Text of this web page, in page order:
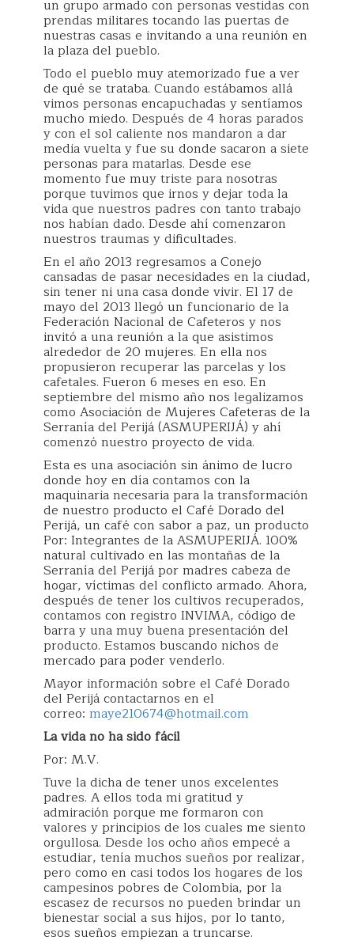
un grupo armado con personas vestidas con
prendas militares tocando las puertas de
nuestras casas e invitando a una reunión en
la plaza del pueblo.
Todo el pueblo muy atemorizado fue a ver
de qué se trataba. Cuando estábamos allá
vimos personas encapuchadas y sentíamos
mucho miedo. Después de 4 horas parados
y con el sol caliente nos mandaron a dar
media vuelta y fue su donde sacaron a siete
personas para matarlas. Desde ese
momento fue muy triste para nosotras
porque tuvimos que irnos y dejar toda la
vida que nuestros padres con tanto trabajo
nos habían dado. Desde ahí comenzaron
nuestros traumas y dificultades.
En el año 2013 regresamos a Conejo
cansadas de pasar necesidades en la ciudad,
sin tener ni una casa donde vivir. El 17 de
mayo del 2013 llegó un funcionario de la
Federación Nacional de Cafeteros y nos
invitó a una reunión a la que asistimos
alrededor de 20 mujeres. En ella nos
propusieron recuperar las parcelas y los
cafetales. Fueron 6 meses en eso. En
septiembre del mismo año nos legalizamos
como Asociación de Mujeres Cafeteras de la
Serranía del Perijá (ASMUPERIJÁ) y ahí
comenzó nuestro proyecto de vida.
Esta es una asociación sin ánimo de lucro
donde hoy en día contamos con la
maquinaria necesaria para la transformación
de nuestro producto el Café Dorado del
Perijá, un café con sabor a paz, un producto
Por: Integrantes de la ASMUPERIJÁ. 100%
natural cultivado en las montañas de la
Serranía del Perijá por madres cabeza de
hogar, víctimas del conflicto armado. Ahora,
después de tener los cultivos recuperados,
contamos con registro INVIMA, código de
barra y una muy buena presentación del
producto. Estamos buscando nichos de
mercado para poder venderlo.
Mayor información sobre el Café Dorado
del Perijá contactarnos en el
correo: maye210674@hotmail.com
La vida no ha sido fácil
Por: M.V.
Tuve la dicha de tener unos excelentes
padres. A ellos toda mi gratitud y
admiración porque me formaron con
valores y principios de los cuales me siento
orgullosa. Desde los ocho años empecé a
estudiar, tenía muchos sueños por realizar,
pero como en casi todos los hogares de los
campesinos pobres de Colombia, por la
escasez de recursos no pueden brindar un
bienestar social a sus hijos, por lo tanto,
esos sueños empiezan a truncarse.